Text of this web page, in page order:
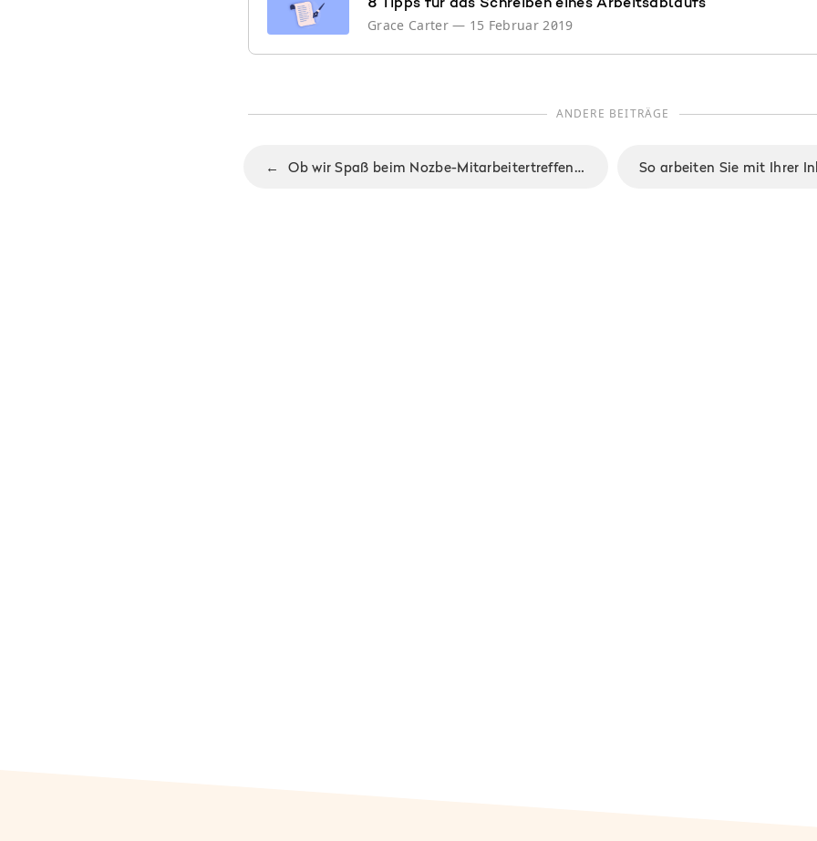
8 Tipps für das Schreiben eines Arbeitsablaufs
Grace Carter— 15 Februar 2019
ANDERE BEITRÄGE
← Ob wir Spaß beim Nozbe-Mitarbeitertreffen hatten? Sehen Sie selbst